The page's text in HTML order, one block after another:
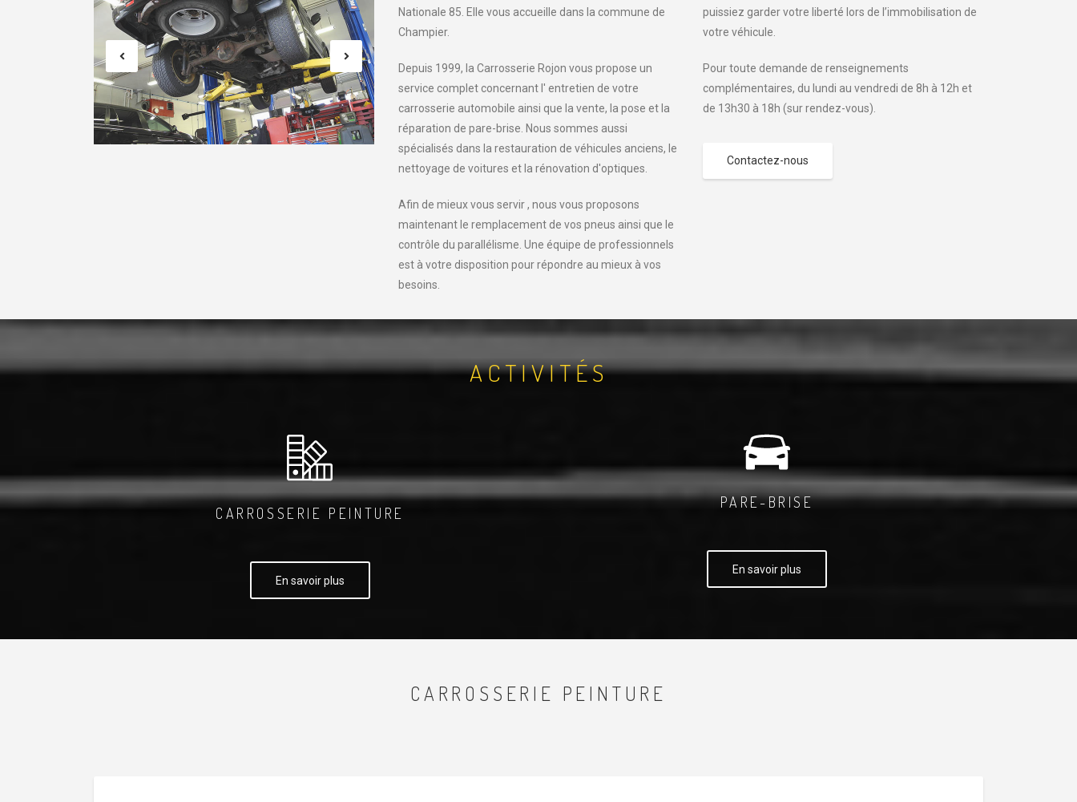
Nationale 85. Elle vous accueille dans la commune de
Champier.
Depuis 1999, la Carrosserie Rojon vous propose un
service complet concernant l' entretien de votre
carrosserie automobile ainsi que la vente, la pose et la
réparation de pare-brise. Nous sommes aussi
spécialisés dans la restauration de véhicules anciens, le
nettoyage de voitures et la rénovation d'optiques.
Afin de mieux vous servir , nous vous proposons
maintenant le remplacement de vos pneus ainsi que le
contrôle du parallélisme. Une équipe de professionnels
est à votre disposition pour répondre au mieux à vos
besoins.
puissiez garder votre liberté lors de l’immobilisation de
votre véhicule.
Pour toute demande de renseignements
complémentaires, du lundi au vendredi de 8h à 12h et
de 13h30 à 18h (sur rendez-vous).
Contactez-nous
ACTIVITÉS
CARROSSERIE PEINTURE
En savoir plus
PARE-BRISE
En savoir plus
CARROSSERIE PEINTURE